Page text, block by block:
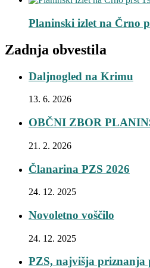
Planinski izlet na Črno
Zadnja obvestila
Daljnogled na Krimu
13. 6. 2026
OBČNI ZBOR
21. 2. 2026
Članarina PZS 2026
24. 12. 2025
Novoletno voščilo
24. 12. 2025
PZS, najvišja priznanja